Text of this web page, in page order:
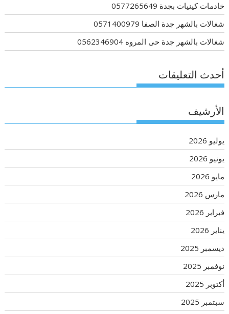
خادمات كينيات بجدة 0577265649
شغالات بالشهر جدة الصفا 0571400979
شغالات بالشهر جدة حى المروه 0562346904
أحدث التعليقات
الأرشيف
يوليو 2026
يونيو 2026
مايو 2026
مارس 2026
فبراير 2026
يناير 2026
ديسمبر 2025
نوفمبر 2025
أكتوبر 2025
سبتمبر 2025